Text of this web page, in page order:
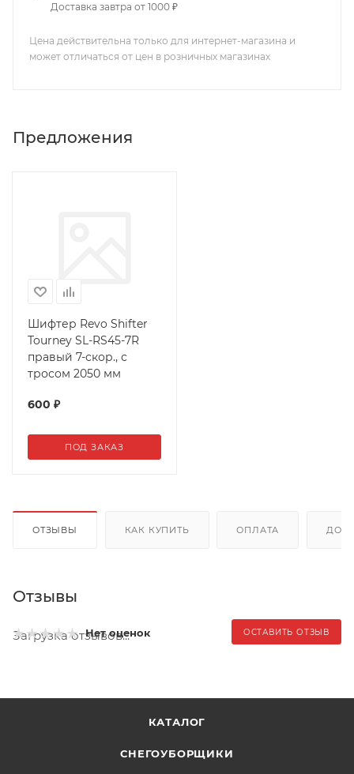
Доставка завтра от 1000 ₽
Цена действительна только для интернет-магазина и
может отличаться от цен в розничных магазинах
Предложения
Шифтер Revo Shifter
Tourney SL-RS45-7R
правый 7-скор., с
тросом 2050 мм
600 ₽
ПОД ЗАКАЗ
ОТЗЫВЫ КАК КУПИТЬ ОПЛАТА
Отзывы
Нет оценок ОСТАВИТЬ ОТЗЫВ
Загрузка отзывов...
КАТАЛОГ
СНЕГОУБОРЩИКИ